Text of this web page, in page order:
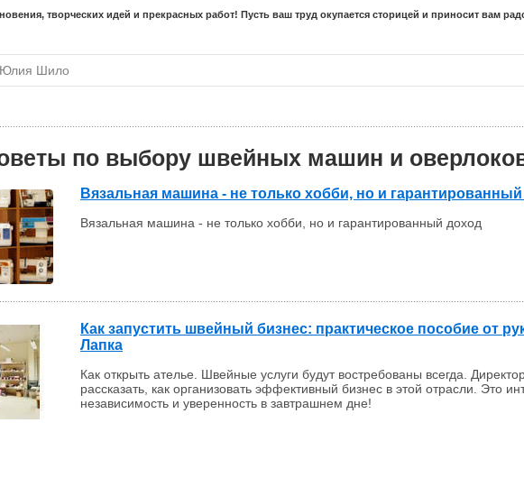
творческих идей и прекрасных работ! Пусть ваш труд окупается сторицей и приносит вам
Юлия Шило
по выбору швейных машин и
Вязальная машина - не только хобби, но и
Вязальная машина - не только хобби, но и гарантированный доход
Как запустить швейный бизнес: практическое пособие от
Лапка
Как открыть ателье. Швейные услуги будут востребованы всегда.
рассказать, как организовать эффективный бизнес в этой отрасли. Это
независимость и уверенность в завтрашнем дне!